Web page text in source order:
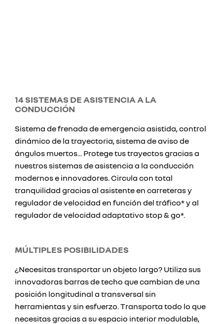
14 SISTEMAS DE ASISTENCIA A LA
CONDUCCIÓN
Sistema de frenada de emergencia asistida, control
dinámico de la trayectoria, sistema de aviso de
ángulos muertos... Protege tus trayectos gracias a
nuestros sistemas de asistencia a la conducción
modernos e innovadores. Circula con total
tranquilidad gracias al asistente en carreteras y
regulador de velocidad en función del tráfico* y al
regulador de velocidad adaptativo stop & go*.
MÚLTIPLES POSIBILIDADES
¿Necesitas transportar un objeto largo? Utiliza sus
innovadoras barras de techo que cambian de una
posición longitudinal a transversal sin
herramientas y sin esfuerzo. Transporta todo lo que
necesitas gracias a su espacio interior modulable,